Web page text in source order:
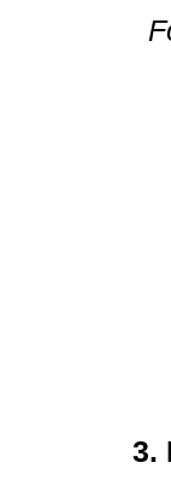
3.